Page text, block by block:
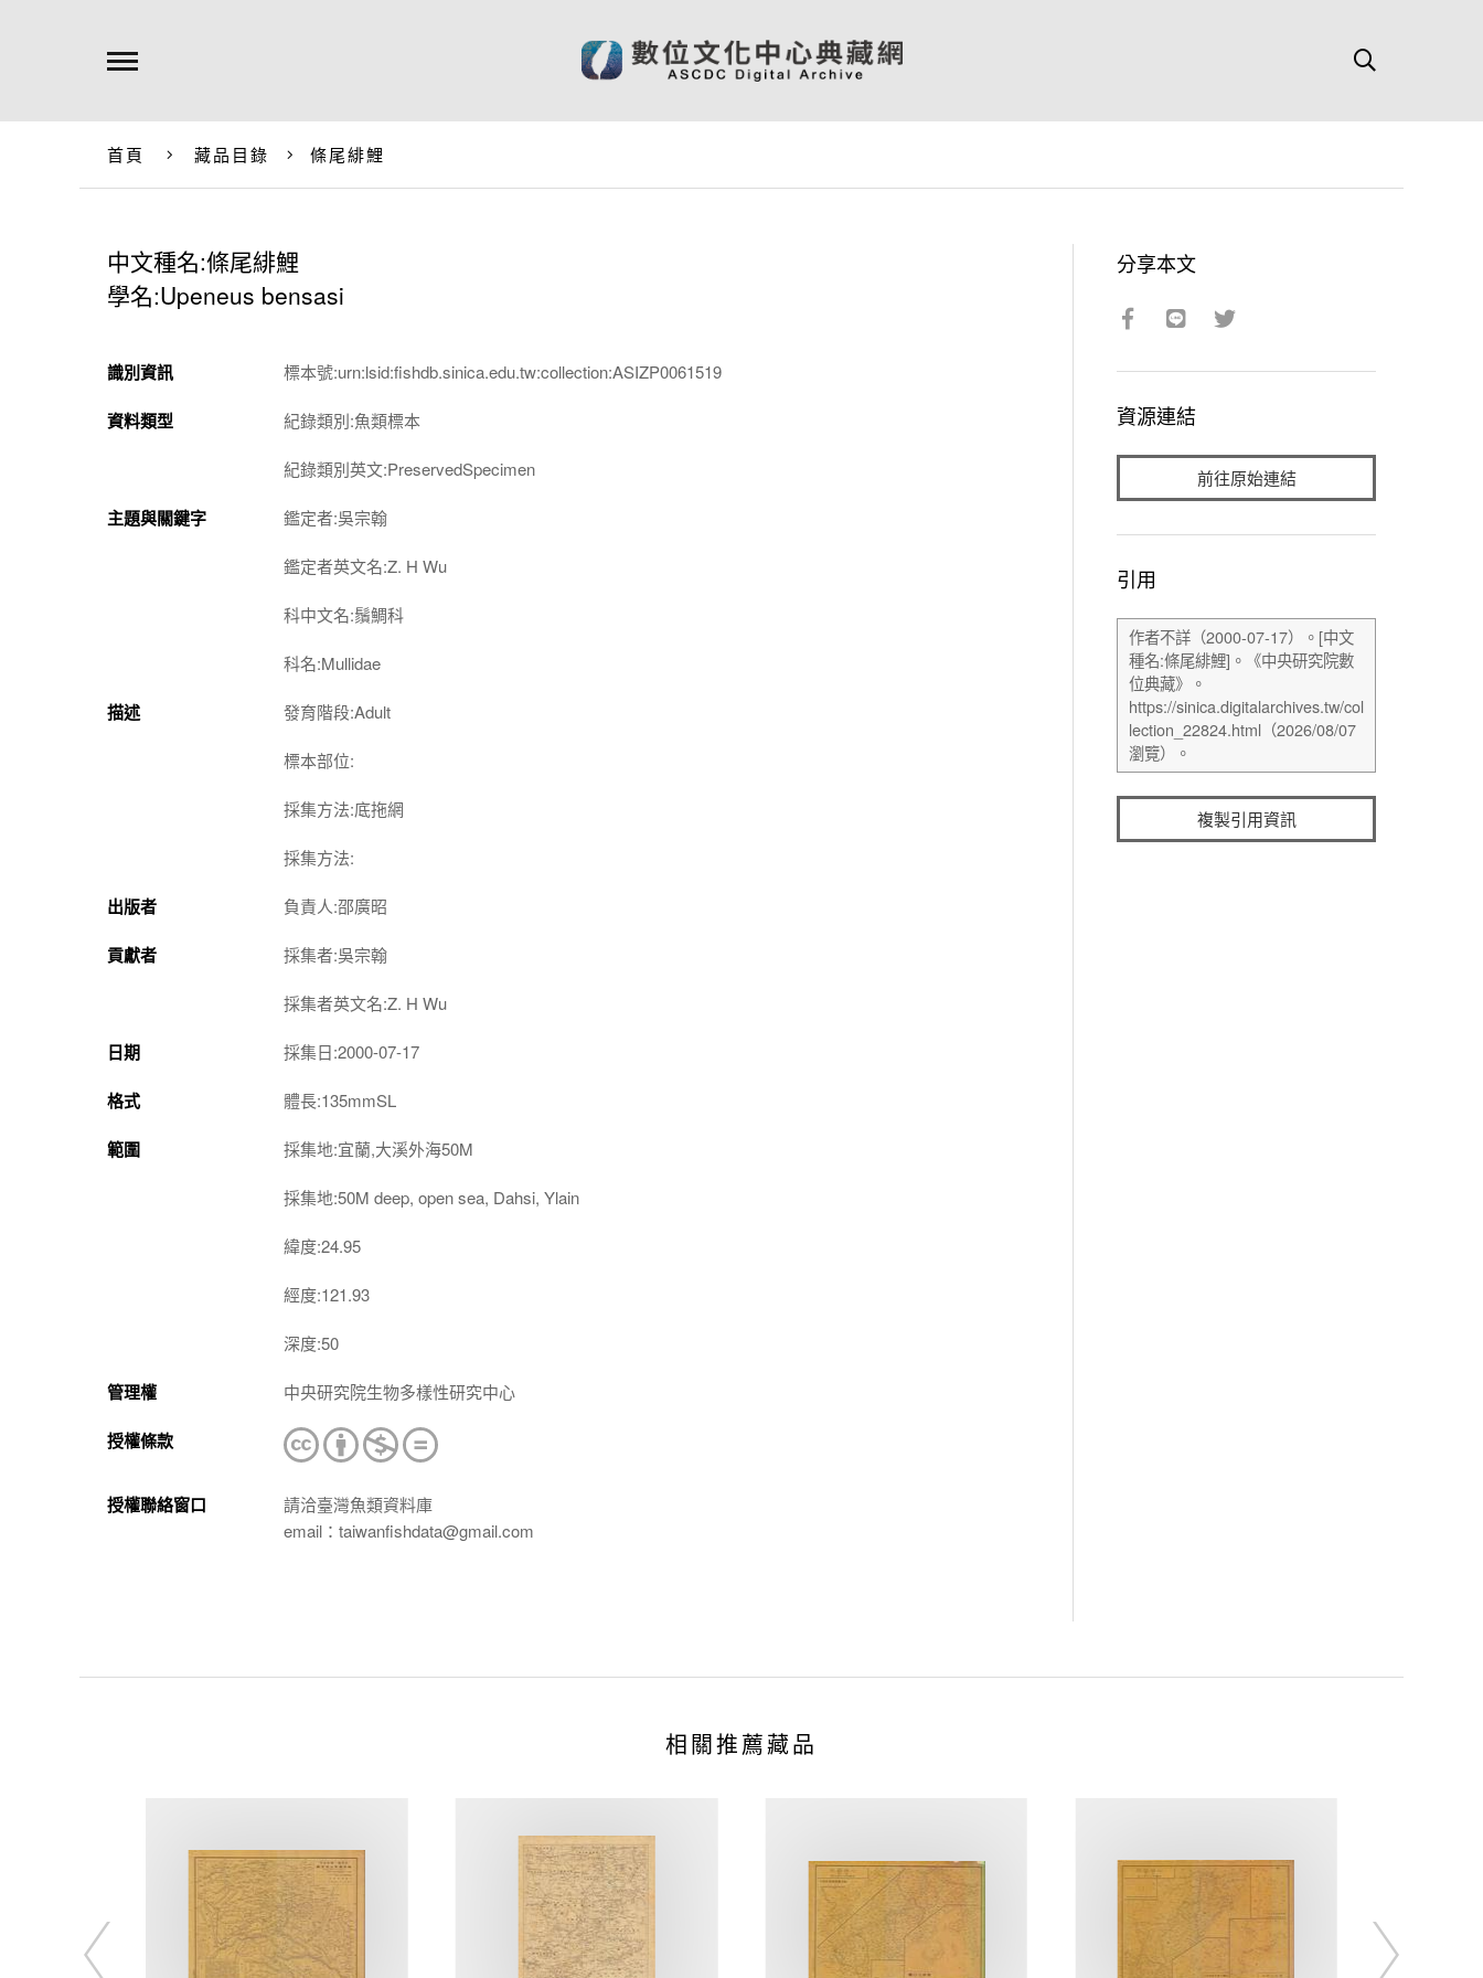
首頁 藏品目錄 條尾緋鯉
中文種名:條尾緋鯉
學名:Upeneus bensasi
識別資訊 標本號:urn:lsid:fishdb.sinica.edu.tw:collection:ASIZP0061519
資料類型 紀錄類別:魚類標本
紀錄類別英文:PreservedSpecimen
主題與關鍵字 鑑定者:吳宗翰
鑑定者英文名:Z. H Wu
科中文名:鬚鯛科
科名:Mullidae
描述 發育階段:Adult
標本部位:
採集方法:底拖網
採集方法:
出版者 負責人:邵廣昭
貢獻者 採集者:吳宗翰
採集者英文名:Z. H Wu
日期 採集日:2000-07-17
格式 體長:135mmSL
範圍 採集地:宜蘭,大溪外海50M
採集地:50M deep, open sea, Dahsi, Ylain
緯度:24.95
經度:121.93
深度:50
管理權 中央研究院生物多樣性研究中心
授權條款
授權聯絡窗口
請洽臺灣魚類資料庫
email：taiwanfishdata@gmail.com
分享本文
資源連結
前往原始連結
引用
複製引用資訊
相關推薦藏品